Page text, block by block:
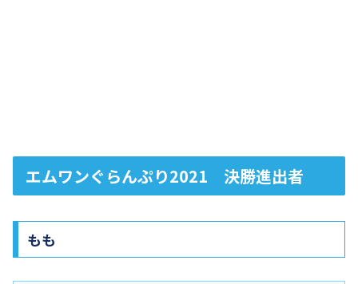
エムワンぐらんぷり2021 決勝進出者
もも